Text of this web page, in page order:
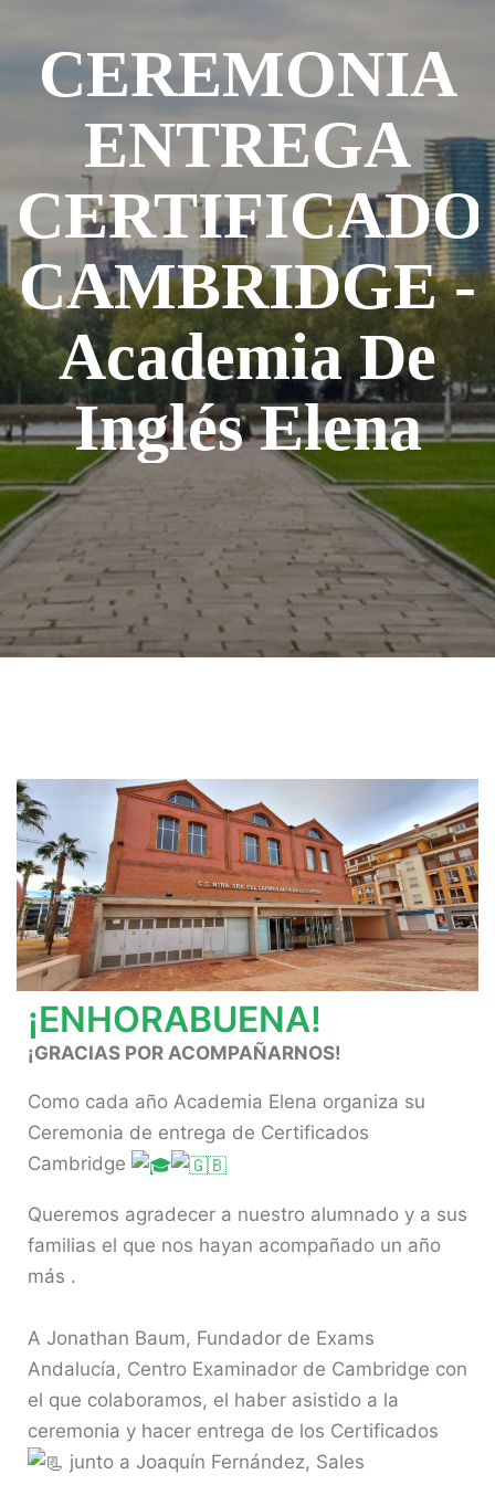
CEREMONIA
ENTREGA
CAMBRIDGE -
Academia De
Inglés Elena
¡ENHORABUENA!
¡GRACIAS POR ACOMPAÑARNOS!
Como cada año Academia Elena organiza su
Ceremonia de entrega de Certificados
Cambridge
Queremos agradecer a nuestro alumnado y a sus
familias el que nos hayan acompañado un año
más .
A Jonathan Baum, Fundador de Exams
Andalucía, Centro Examinador de Cambridge con
el que colaboramos, el haber asistido a la
ceremonia y hacer entrega de los Certificados
junto a Joaquín Fernández, Sales